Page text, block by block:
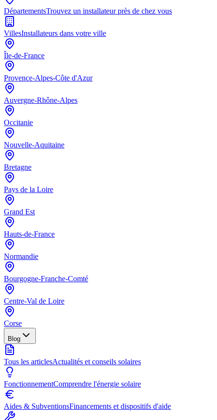
DépartementsTrouvez un installateur près de chez vous
VillesInstallateurs dans votre ville
Île-de-France
Provence-Alpes-Côte d'Azur
Auvergne-Rhône-Alpes
Occitanie
Nouvelle-Aquitaine
Bretagne
Pays de la Loire
Grand Est
Hauts-de-France
Normandie
Bourgogne-Franche-Comté
Centre-Val de Loire
Corse
Blog
Tous les articlesActualités et conseils solaires
FonctionnementComprendre l'énergie solaire
Aides & SubventionsFinancements et dispositifs d'aide